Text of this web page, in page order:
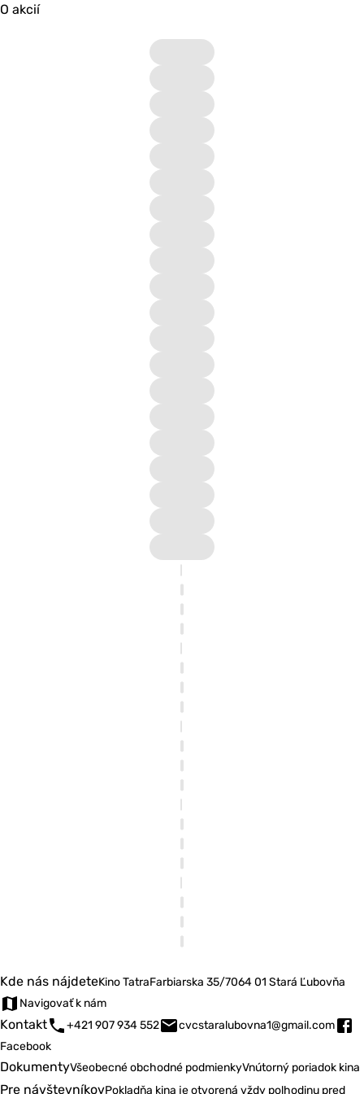
O akcií
Kde nás nájdeteKino TatraFarbiarska 35/7064 01 Stará Ľubovňa
Navigovať k nám
Kontakt +421 907 934 552
cvcstaralubovna1@gmail.com
Facebook
DokumentyVšeobecné obchodné podmienkyVnútorný poriadok kina
Pre návštevníkovPokladňa kina je otvorená vždy polhodinu pred